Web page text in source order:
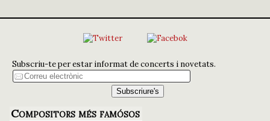
Subscriu-te per estar informat de concerts i novetats.
Compositors més famósos